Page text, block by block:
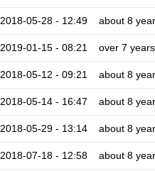
2018-05-28 - 12:49 about 8
2019-01-15 - 08:21 over 7 years
2018-05-12 - 09:21 about 8
2018-05-14 - 16:47 about 8
2018-05-29 - 13:14 about 8
2018-07-18 - 12:58 about 8